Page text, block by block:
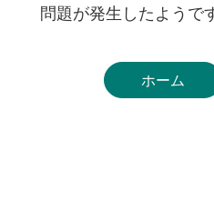
問題が発生したようで
ホーム